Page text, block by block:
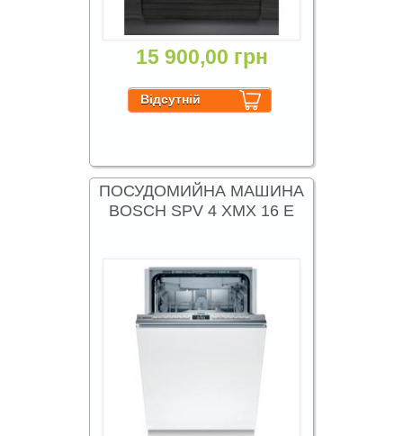
15 900,00 грн
ПОСУДОМИЙНА МАШИНА
BOSCH SPV 4 XMX 16 E